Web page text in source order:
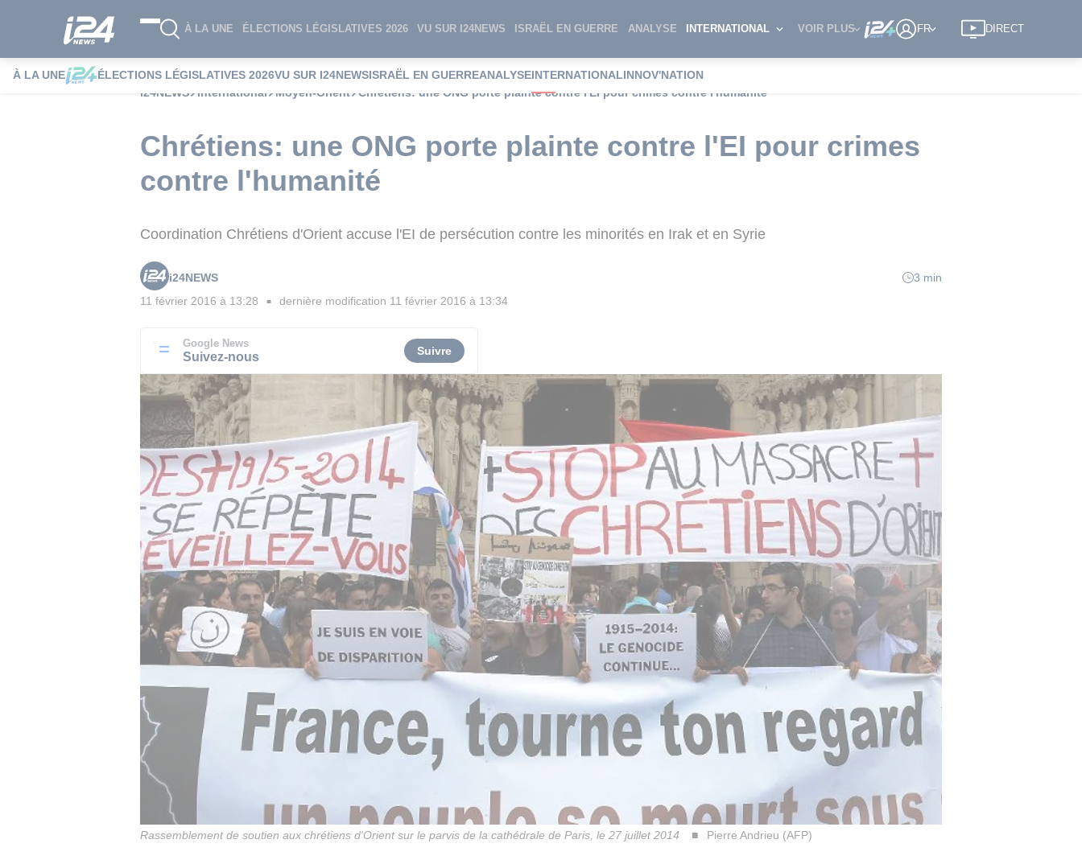
À LA UNE ÉLECTIONS LÉGISLATIVES 2026 VU SUR I24NEWS ISRAËL EN GUERRE ANALYSE INTERNATIONAL VOIR PLUS FR DIRECT
À LA UNE ÉLECTIONS LÉGISLATIVES 2026VU SUR I24NEWSISRAËL EN GUERREANALYSEINTERNATIONALINNOV'NATION
i24NEWS
International Moyen-Orient Chrétiens: une ONG porte plainte contre l'EI pour crimes contre l'humanité
Chrétiens: une ONG porte plainte contre l'EI pour crimes
contre l'humanité
Coordination Chrétiens d'Orient accuse l'EI de persécution contre les minorités en Irak et en Syrie
i24NEWS
3 min
11 février 2016 à 13:28 ■ dernière modification 11 février 2016 à 13:34
Google News
Suivez-nous Suivre
Rassemblement de soutien aux chrétiens d'Orient sur le parvis de la cathédrale de Paris, le 27 juillet 2014 Pierre Andrieu (AFP)